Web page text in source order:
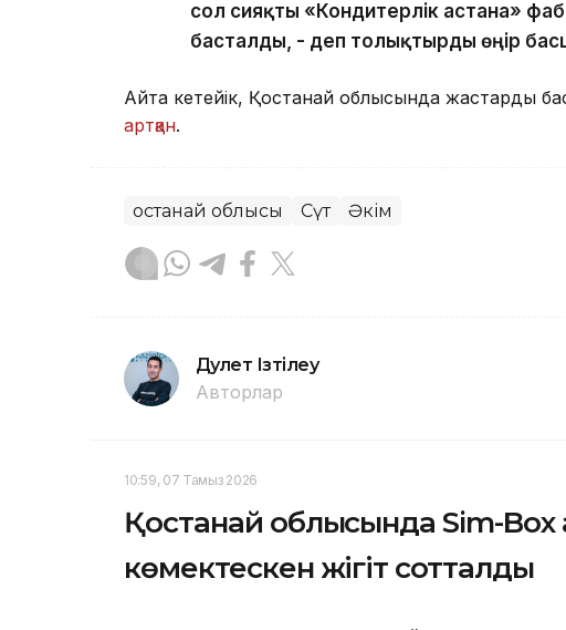
сол сияқты «Кондитерлік астана»
басталды, - деп толықтырды өңір
Айта кетейік, Қостанай облысында жастарды
артқан.
Қостанай облысы Сүт Әкім
Дәулет Ізтілеу
Авторлар
10:59, 07 Тамыз 2026
Қостанай облысында Sim-Box
көмектескен жігіт сотталды